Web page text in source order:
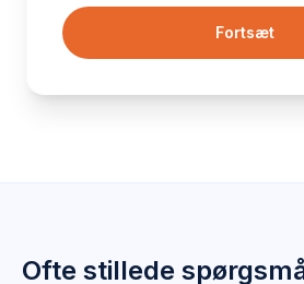
Fortsæt
Ofte stillede